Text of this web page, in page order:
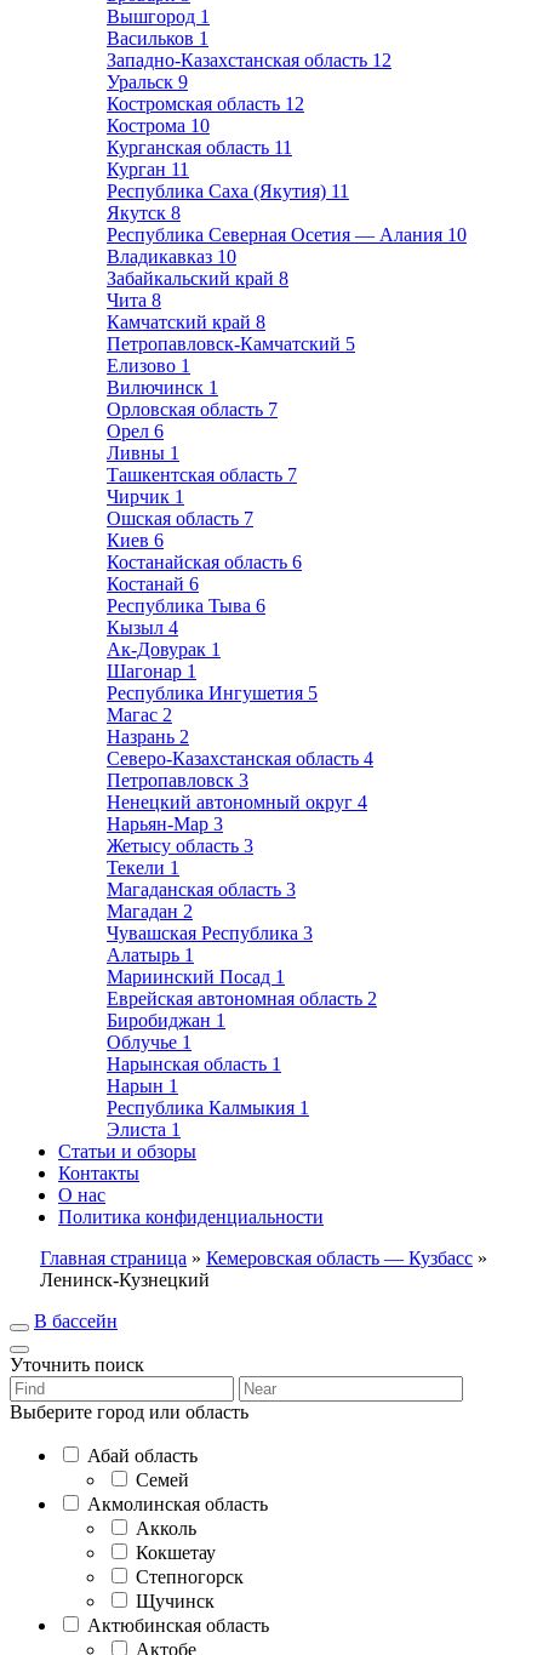
Вышгород 1
Васильков 1
Западно-Казахстанская область 12
Уральск 9
Костромская область 12
Кострома 10
Курганская область 11
Курган 11
Республика Саха (Якутия) 11
Якутск 8
Республика Северная Осетия — Алания 10
Владикавказ 10
Забайкальский край 8
Чита 8
Камчатский край 8
Петропавловск-Камчатский 5
Елизово 1
Вилючинск 1
Орловская область 7
Орел 6
Ливны 1
Ташкентская область 7
Чирчик 1
Ошская область 7
Киев 6
Костанайская область 6
Костанай 6
Республика Тыва 6
Кызыл 4
Ак-Довурак 1
Шагонар 1
Республика Ингушетия 5
Магас 2
Назрань 2
Северо-Казахстанская область 4
Петропавловск 3
Ненецкий автономный округ 4
Нарьян-Мар 3
Жетысу область 3
Текели 1
Магаданская область 3
Магадан 2
Чувашская Республика 3
Алатырь 1
Мариинский Посад 1
Еврейская автономная область 2
Биробиджан 1
Облучье 1
Нарынская область 1
Нарын 1
Республика Калмыкия 1
Элиста 1
Статьи и обзоры
Контакты
О нас
Политика конфиденциальности
Главная страница » Кемеровская область — Кузбасс »
Ленинск-Кузнецкий
В бассейн
Уточнить поиск
Выберите город или область
Абай область
Семей
Акмолинская область
Акколь
Кокшетау
Степногорск
Щучинск
Актюбинская область
Актобе